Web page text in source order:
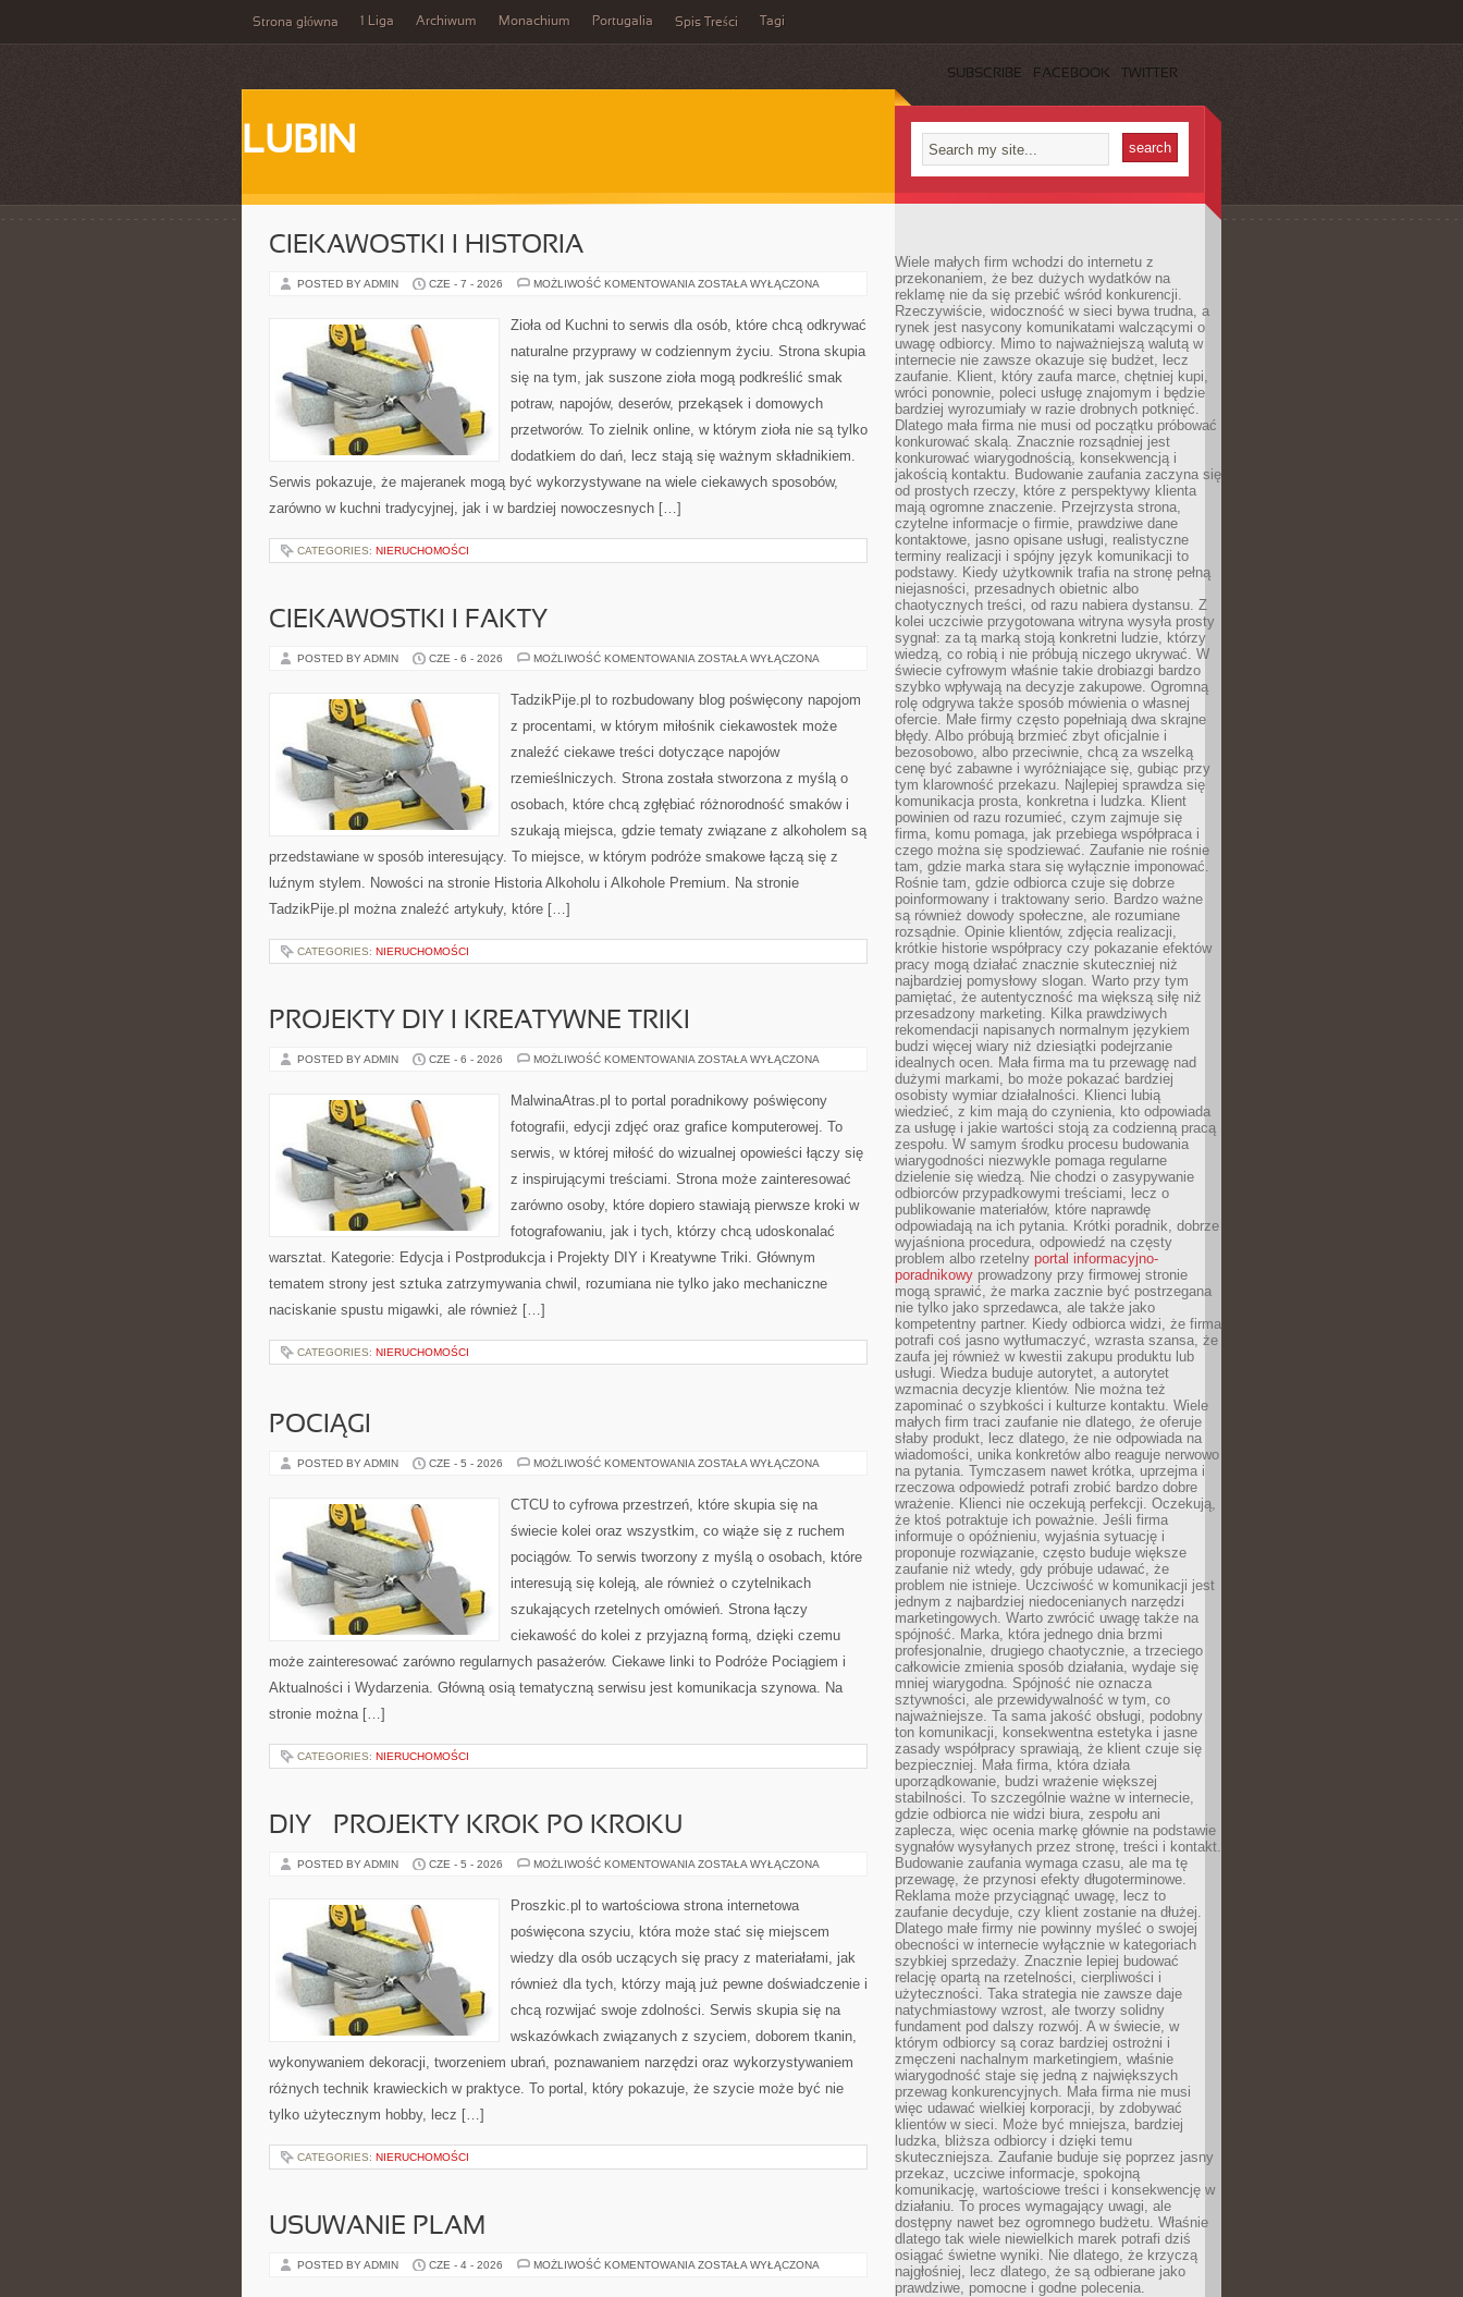
Strona główna 1 Liga Archiwum Monachium Portugalia Spis Treści Tagi
SUBSCRIBE FACEBOOK TWITTER
LUBIN
CIEKAWOSTKI I HISTORIA
POSTED BY ADMIN CZE - 7 - 2026 MOŻLIWOŚĆ KOMENTOWANIA CIEKAWOSTKI
ZOSTAŁA WYŁĄCZONA
Zioła od Kuchni to serwis dla osób, które chcą odkrywać
naturalne przyprawy w codziennym życiu. Strona skupia
się na tym, jak suszone zioła mogą podkreślić smak
potraw, napojów, deserów, przekąsek i domowych
przetworów. To zielnik online, w którym zioła nie są tylko
dodatkiem do dań, lecz stają się ważnym składnikiem.
Serwis pokazuje, że majeranek mogą być wykorzystywane na wiele ciekawych sposobów,
zarówno w kuchni tradycyjnej, jak i w bardziej nowoczesnych […]
CATEGORIES: NIERUCHOMOŚCI
CIEKAWOSTKI I FAKTY
POSTED BY ADMIN CZE - 6 - 2026 MOŻLIWOŚĆ KOMENTOWANIA CIEKAWOSTKI
ZOSTAŁA WYŁĄCZONA
TadzikPije.pl to rozbudowany blog poświęcony napojom
z procentami, w którym miłośnik ciekawostek może
znaleźć ciekawe treści dotyczące napojów
rzemieślniczych. Strona została stworzona z myślą o
osobach, które chcą zgłębiać różnorodność smaków i
szukają miejsca, gdzie tematy związane z alkoholem są
przedstawiane w sposób interesujący. To miejsce, w którym podróże smakowe łączą się z
luźnym stylem. Nowości na stronie Historia Alkoholu i Alkohole Premium. Na stronie
TadzikPije.pl można znaleźć artykuły, które […]
CATEGORIES: NIERUCHOMOŚCI
PROJEKTY DIY I KREATYWNE TRIKI
POSTED BY ADMIN CZE - 6 - 2026 MOŻLIWOŚĆ KOMENTOWANIA PROJEKTY
KREATYWNE
TRIKI
ZOSTAŁA WYŁĄCZONA
MalwinaAtras.pl to portal poradnikowy poświęcony
fotografii, edycji zdjęć oraz grafice komputerowej. To
serwis, w której miłość do wizualnej opowieści łączy się
z inspirującymi treściami. Strona może zainteresować
zarówno osoby, które dopiero stawiają pierwsze kroki w
fotografowaniu, jak i tych, którzy chcą udoskonalać
warsztat. Kategorie: Edycja i Postprodukcja i Projekty DIY i Kreatywne Triki. Głównym
tematem strony jest sztuka zatrzymywania chwil, rozumiana nie tylko jako mechaniczne
naciskanie spustu migawki, ale również […]
CATEGORIES: NIERUCHOMOŚCI
POCIĄGI
POSTED BY ADMIN CZE - 5 - 2026 MOŻLIWOŚĆ KOMENTOWANIA POCIĄGI
ZOSTAŁA WYŁĄCZONA
CTCU to cyfrowa przestrzeń, które skupia się na
świecie kolei oraz wszystkim, co wiąże się z ruchem
pociągów. To serwis tworzony z myślą o osobach, które
interesują się koleją, ale również o czytelnikach
szukających rzetelnych omówień. Strona łączy
ciekawość do kolei z przyjazną formą, dzięki czemu
może zainteresować zarówno regularnych pasażerów. Ciekawe linki to Podróże Pociągiem i
Aktualności i Wydarzenia. Główną osią tematyczną serwisu jest komunikacja szynowa. Na
stronie można […]
CATEGORIES: NIERUCHOMOŚCI
DIY – PROJEKTY KROK PO KROKU
POSTED BY ADMIN CZE - 5 - 2026 MOŻLIWOŚĆ KOMENTOWANIA DIY
PO
ZOSTAŁA WYŁĄCZONA
Proszkic.pl to wartościowa strona internetowa
poświęcona szyciu, która może stać się miejscem
wiedzy dla osób uczących się pracy z materiałami, jak
również dla tych, którzy mają już pewne doświadczenie i
chcą rozwijać swoje zdolności. Serwis skupia się na
wskazówkach związanych z szyciem, doborem tkanin,
wykonywaniem dekoracji, tworzeniem ubrań, poznawaniem narzędzi oraz wykorzystywaniem
różnych technik krawieckich w praktyce. To portal, który pokazuje, że szycie może być nie
tylko użytecznym hobby, lecz […]
CATEGORIES: NIERUCHOMOŚCI
USUWANIE PLAM
POSTED BY ADMIN CZE - 4 - 2026 MOŻLIWOŚĆ KOMENTOWANIA USUWANIE
ZOSTAŁA WYŁĄCZONA
Wiele małych firm wchodzi do internetu z
przekonaniem, że bez dużych wydatków na
reklamę nie da się przebić wśród konkurencji.
Rzeczywiście, widoczność w sieci bywa trudna, a
rynek jest nasycony komunikatami walczącymi o
uwagę odbiorcy. Mimo to najważniejszą walutą w
internecie nie zawsze okazuje się budżet, lecz
zaufanie. Klient, który zaufa marce, chętniej kupi,
wróci ponownie, poleci usługę znajomym i będzie
bardziej wyrozumiały w razie drobnych potknięć.
Dlatego mała firma nie musi od początku próbować
konkurować skalą. Znacznie rozsądniej jest
konkurować wiarygodnością, konsekwencją i
jakością kontaktu. Budowanie zaufania zaczyna się
od prostych rzeczy, które z perspektywy klienta
mają ogromne znaczenie. Przejrzysta strona,
czytelne informacje o firmie, prawdziwe dane
kontaktowe, jasno opisane usługi, realistyczne
terminy realizacji i spójny język komunikacji to
podstawy. Kiedy użytkownik trafia na stronę pełną
niejasności, przesadnych obietnic albo
chaotycznych treści, od razu nabiera dystansu. Z
kolei uczciwie przygotowana witryna wysyła prosty
sygnał: za tą marką stoją konkretni ludzie, którzy
wiedzą, co robią i nie próbują niczego ukrywać. W
świecie cyfrowym właśnie takie drobiazgi bardzo
szybko wpływają na decyzje zakupowe. Ogromną
rolę odgrywa także sposób mówienia o własnej
ofercie. Małe firmy często popełniają dwa skrajne
błędy. Albo próbują brzmieć zbyt oficjalnie i
bezosobowo, albo przeciwnie, chcą za wszelką
cenę być zabawne i wyróżniające się, gubiąc przy
tym klarowność przekazu. Najlepiej sprawdza się
komunikacja prosta, konkretna i ludzka. Klient
powinien od razu rozumieć, czym zajmuje się
firma, komu pomaga, jak przebiega współpraca i
czego można się spodziewać. Zaufanie nie rośnie
tam, gdzie marka stara się wyłącznie imponować.
Rośnie tam, gdzie odbiorca czuje się dobrze
poinformowany i traktowany serio. Bardzo ważne
są również dowody społeczne, ale rozumiane
rozsądnie. Opinie klientów, zdjęcia realizacji,
krótkie historie współpracy czy pokazanie efektów
pracy mogą działać znacznie skuteczniej niż
najbardziej pomysłowy slogan. Warto przy tym
pamiętać, że autentyczność ma większą siłę niż
przesadzony marketing. Kilka prawdziwych
rekomendacji napisanych normalnym językiem
budzi więcej wiary niż dziesiątki podejrzanie
idealnych ocen. Mała firma ma tu przewagę nad
dużymi markami, bo może pokazać bardziej
osobisty wymiar działalności. Klienci lubią
wiedzieć, z kim mają do czynienia, kto odpowiada
za usługę i jakie wartości stoją za codzienną pracą
zespołu. W samym środku procesu budowania
wiarygodności niezwykle pomaga regularne
dzielenie się wiedzą. Nie chodzi o zasypywanie
odbiorców przypadkowymi treściami, lecz o
publikowanie materiałów, które naprawdę
odpowiadają na ich pytania. Krótki poradnik, dobrze
wyjaśniona procedura, odpowiedź na częsty
problem albo rzetelny portal informacyjno-
poradnikowy prowadzony przy firmowej stronie
mogą sprawić, że marka zacznie być postrzegana
nie tylko jako sprzedawca, ale także jako
kompetentny partner. Kiedy odbiorca widzi, że firma
potrafi coś jasno wytłumaczyć, wzrasta szansa, że
zaufa jej również w kwestii zakupu produktu lub
usługi. Wiedza buduje autorytet, a autorytet
wzmacnia decyzje klientów. Nie można też
zapominać o szybkości i kulturze kontaktu. Wiele
małych firm traci zaufanie nie dlatego, że oferuje
słaby produkt, lecz dlatego, że nie odpowiada na
wiadomości, unika konkretów albo reaguje nerwowo
na pytania. Tymczasem nawet krótka, uprzejma i
rzeczowa odpowiedź potrafi zrobić bardzo dobre
wrażenie. Klienci nie oczekują perfekcji. Oczekują,
że ktoś potraktuje ich poważnie. Jeśli firma
informuje o opóźnieniu, wyjaśnia sytuację i
proponuje rozwiązanie, często buduje większe
zaufanie niż wtedy, gdy próbuje udawać, że
problem nie istnieje. Uczciwość w komunikacji jest
jednym z najbardziej niedocenianych narzędzi
marketingowych. Warto zwrócić uwagę także na
spójność. Marka, która jednego dnia brzmi
profesjonalnie, drugiego chaotycznie, a trzeciego
całkowicie zmienia sposób działania, wydaje się
mniej wiarygodna. Spójność nie oznacza
sztywności, ale przewidywalność w tym, co
najważniejsze. Ta sama jakość obsługi, podobny
ton komunikacji, konsekwentna estetyka i jasne
zasady współpracy sprawiają, że klient czuje się
bezpieczniej. Mała firma, która działa
uporządkowanie, budzi wrażenie większej
stabilności. To szczególnie ważne w internecie,
gdzie odbiorca nie widzi biura, zespołu ani
zaplecza, więc ocenia markę głównie na podstawie
sygnałów wysyłanych przez stronę, treści i kontakt.
Budowanie zaufania wymaga czasu, ale ma tę
przewagę, że przynosi efekty długoterminowe.
Reklama może przyciągnąć uwagę, lecz to
zaufanie decyduje, czy klient zostanie na dłużej.
Dlatego małe firmy nie powinny myśleć o swojej
obecności w internecie wyłącznie w kategoriach
szybkiej sprzedaży. Znacznie lepiej budować
relację opartą na rzetelności, cierpliwości i
użyteczności. Taka strategia nie zawsze daje
natychmiastowy wzrost, ale tworzy solidny
fundament pod dalszy rozwój. A w świecie, w
którym odbiorcy są coraz bardziej ostrożni i
zmęczeni nachalnym marketingiem, właśnie
wiarygodność staje się jedną z największych
przewag konkurencyjnych. Mała firma nie musi
więc udawać wielkiej korporacji, by zdobywać
klientów w sieci. Może być mniejsza, bardziej
ludzka, bliższa odbiorcy i dzięki temu
skuteczniejsza. Zaufanie buduje się poprzez jasny
przekaz, uczciwe informacje, spokojną
komunikację, wartościowe treści i konsekwencję w
działaniu. To proces wymagający uwagi, ale
dostępny nawet bez ogromnego budżetu. Właśnie
dlatego tak wiele niewielkich marek potrafi dziś
osiągać świetne wyniki. Nie dlatego, że krzyczą
najgłośniej, lecz dlatego, że są odbierane jako
prawdziwe, pomocne i godne polecenia.